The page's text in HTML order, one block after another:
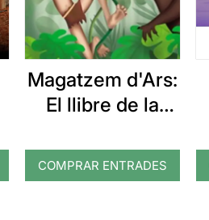
Magatzem d'Ars:
El llibre de la
COMPRAR ENTRADES